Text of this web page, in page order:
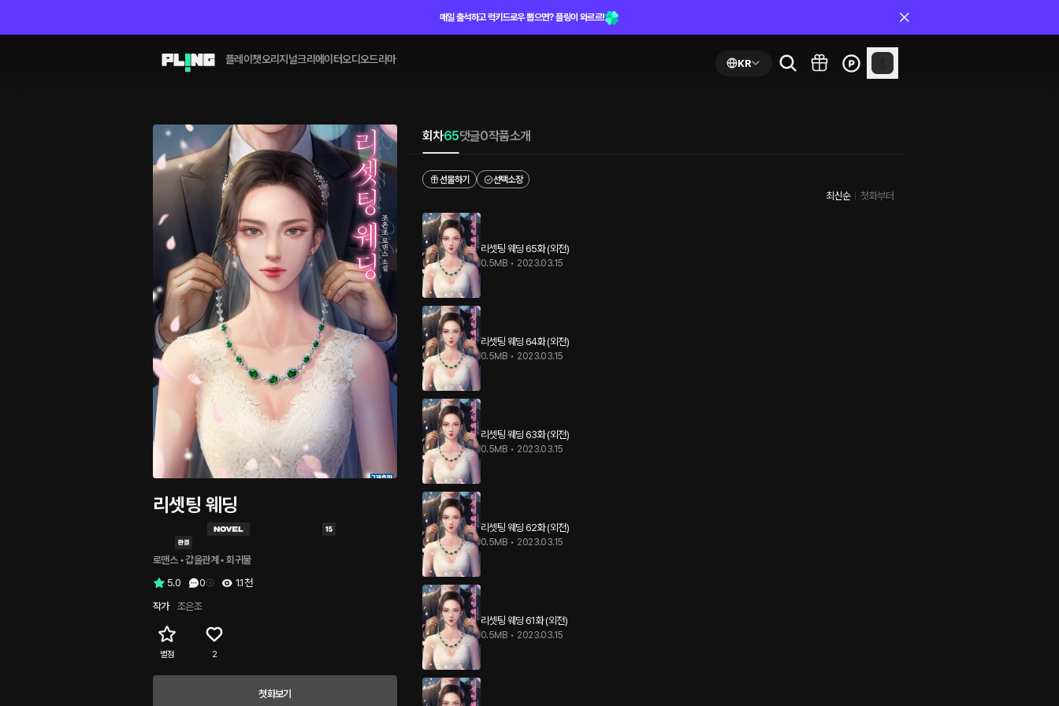
매일 출석하고 럭키드로우 뽑으면? 플링이 와르르!
플레이챗오리지널크리에이터오디오드라마 KR
리셋팅 웨딩
로맨스 • 갑을관계 • 회귀물
5.0
0
1.1천
작가
조은조
별점 2
첫화보기
회차65댓글0작품소개
선물하기 선택소장
최신순 첫화부터
리셋팅 웨딩 65화 (외전)
0.5MB • 2023.03.15
리셋팅 웨딩 64화 (외전)
0.5MB • 2023.03.15
리셋팅 웨딩 63화 (외전)
0.5MB • 2023.03.15
리셋팅 웨딩 62화 (외전)
0.5MB • 2023.03.15
리셋팅 웨딩 61화 (외전)
0.5MB • 2023.03.15